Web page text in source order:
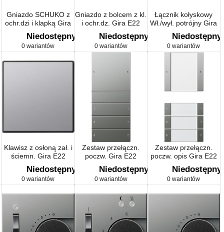
Gniazdo SCHUKO z
ochr.dzi i klapką Gira
E22 naturalny stalowy
Niedostępny
0 wariantów
Gniazdo z bolcem z kl.
i ochr.dz. Gira E22
naturalny stalowy
Niedostępny
0 wariantów
Łącznik kołyskowy
Wł./wył. potrójny Gira
E22 naturalny stalowy
Niedostępny
0 wariantów
Klawisz z osłoną zał. i
ściemn. Gira E22
naturalny stalowy
Niedostępny
0 wariantów
Zestaw przełączn.
poczw. Gira E22
naturalny stalowy
Niedostępny
0 wariantów
Zestaw przełączn.
poczw. opis Gira E22
przezr./stal nierd.
Niedostępny
0 wariantów